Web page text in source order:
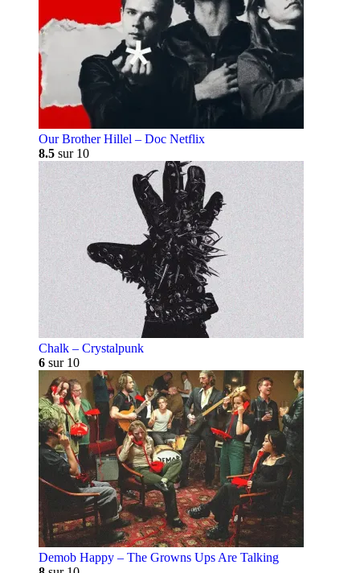
Our Brother Hillel – Doc Netflix
8.5 sur 10
Chalk – Crystalpunk
6 sur 10
Demob Happy – The Growns Ups Are Talking